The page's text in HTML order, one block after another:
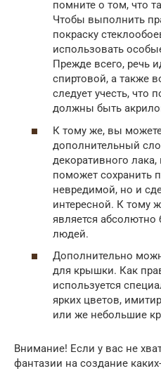
помните о том, что
Чтобы выполнить
покраску
использовать
Прежде всего, речь
спиртовой, а также
следует учесть, что
должны быть
К тому же, вы
дополнительный
декоративного
поможет сохранить
невредимой, но и
интересной. К тому
является
людей.
Дополнительно
для крышки. Как
используется
ярких цветов,
или же небольшие
Внимание! Если у вас не
фантазии на создание